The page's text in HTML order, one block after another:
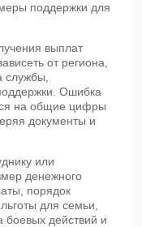
поддержки для
выплат
от региона,
службы,
Ошибка
на общие цифры
документы и
или
денежного
порядок
для семьи,
боевых действий и